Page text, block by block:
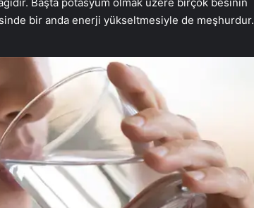
bir anda enerji yükseltmesiyle de meşhurdur.